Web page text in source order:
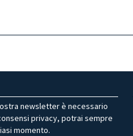
newsletter è necessario
privacy, potrai sempre
momento.